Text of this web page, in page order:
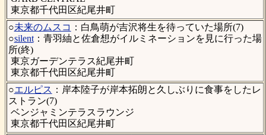
東京都千代田区紀尾井町
○未来のムスコ ：白鳥萌が吉沢将生を待っていた場所(7)
○silent：青羽紬と佐倉想がイルミネーションを見に行った場
所(終)
東京ガーデンテラス紀尾井町
東京都千代田区紀尾井町
○エルピス ：岸本陸子が岸本拓朗と久しぶりに食事をしたレ
ストラン(7)
ベンジャミンテラスラウンジ
東京都千代田区紀尾井町